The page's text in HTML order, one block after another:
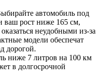
автомобиль под
ваш рост ниже 165 см,
неудобными из-за
модели обеспечат
дорогой.
ниже 7 литров на 100 км
в долгосрочной